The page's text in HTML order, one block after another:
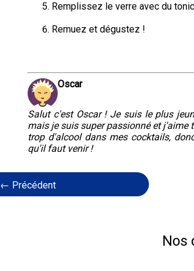
Remplissez le verre avec du
Remuez et dégustez !
Oscar
Salut c'est Oscar ! Je suis le plus
mais je suis super passionné et j'aime
trop d'alcool dans mes cocktails,
qu'il faut venir !
← Précédent
Nos